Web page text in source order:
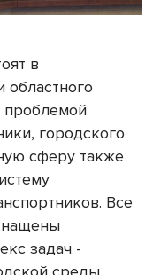
в
проблемой
городского
сферу также
Все
задач -